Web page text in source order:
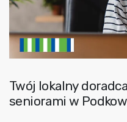
Twój lokalny
seniorami w